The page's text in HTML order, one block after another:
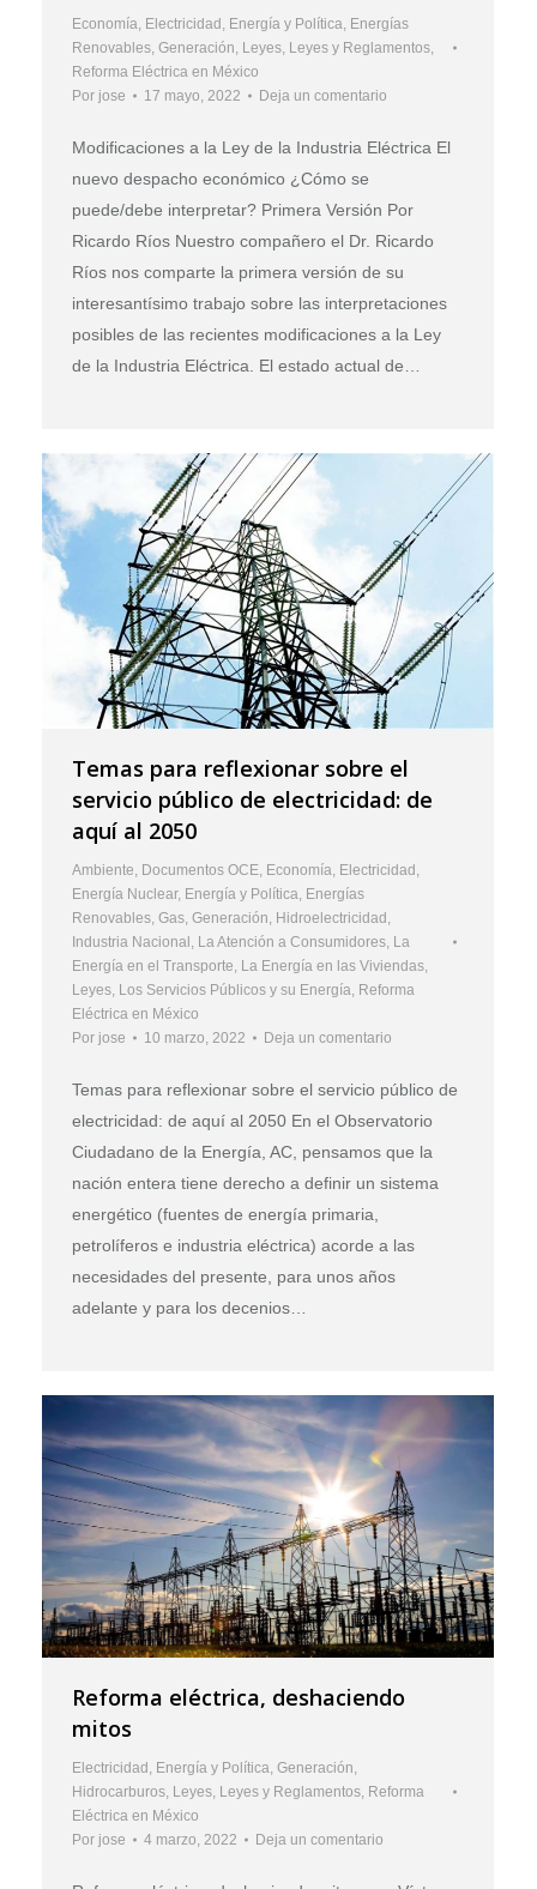
Economía Electricidad Energía y Política Energías
Renovables Generación Leyes Leyes y Reglamentos
Reforma Eléctrica en México
Por jose 17 mayo, 2022 Deja un comentario
Modificaciones a la Ley de la Industria Eléctrica El
nuevo despacho económico ¿Cómo se
puede/debe interpretar? Primera Versión Por
Ricardo Ríos Nuestro compañero el Dr. Ricardo
Ríos nos comparte la primera versión de su
interesantísimo trabajo sobre las interpretaciones
posibles de las recientes modificaciones a la Ley
de la Industria Eléctrica. El estado actual de…
Temas para reflexionar sobre el
servicio público de electricidad: de
aquí al 2050
Ambiente, Documentos OCE, Economía, Electricidad ,
Energía Nuclear, Energía y Política, Energías
Renovables, Gas, Generación, Hidroelectricidad ,
Industria Nacional , La Atención a Consumidores, La
Energía en el Transporte, La Energía en las Viviendas,
Leyes, Los Servicios Públicos y su Energía, Reforma
Eléctrica en México
Por jose 10 marzo, 2022 Deja un comentario
Temas para reflexionar sobre el servicio público de
electricidad: de aquí al 2050 En el Observatorio
Ciudadano de la Energía, AC, pensamos que la
nación entera tiene derecho a definir un sistema
energético (fuentes de energía primaria,
petrolíferos e industria eléctrica) acorde a las
necesidades del presente, para unos años
adelante y para los decenios…
Reforma eléctrica, deshaciendo
mitos
Electricidad Energía y Política Generación
Hidrocarburos Leyes Leyes y Reglamentos Reforma
Eléctrica en México
Por jose 4 marzo, 2022 Deja un comentario